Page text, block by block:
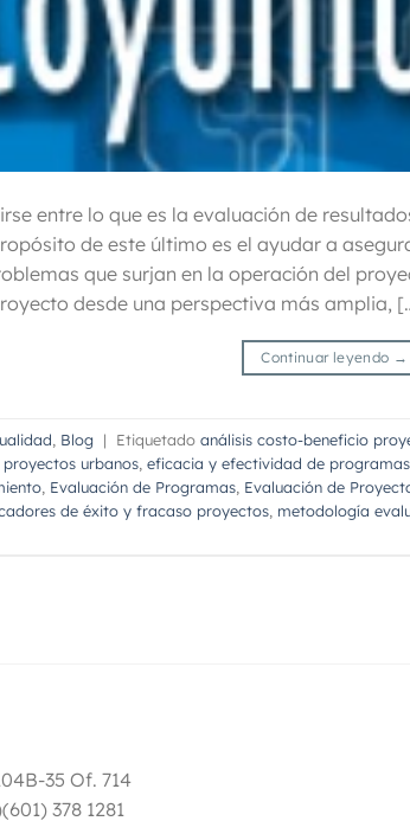
entre lo que es la evaluación de
de este último es el ayudar a
que surjan en la operación del
desde una perspectiva más amplia,
Continuar leyendo →
Blog | Etiquetado análisis costo-beneficio
urbanos eficacia y efectividad de
Evaluación de Programas Evaluación de
de éxito y fracaso proyectos metodología
35 Of. 714
378 1281